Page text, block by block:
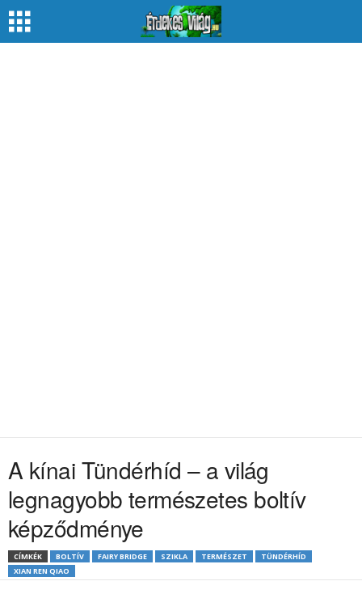
A kínai Tündérhíd – a világ
legnagyobb természetes boltív
képződménye
CÍMKÉK BOLTÍV FAIRY BRIDGE SZIKLA TERMÉSZET
TÜNDÉRHÍD
XIAN REN QIAO